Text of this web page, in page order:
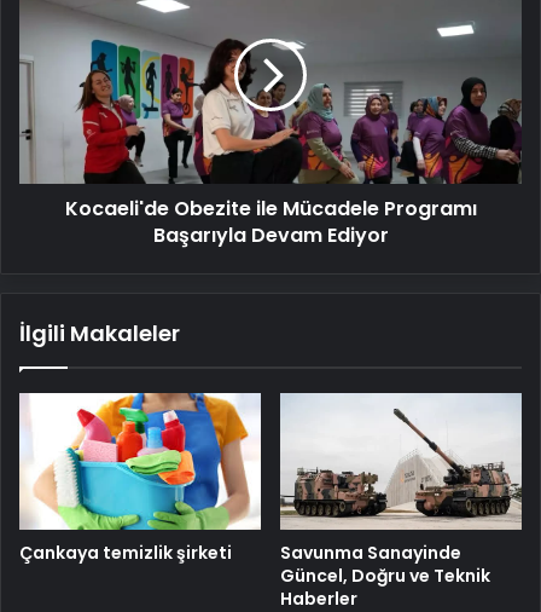
Mücadele
Programı
Başarıyla
Devam
Kocaeli'de Obezite ile Mücadele Programı
Başarıyla Devam Ediyor
İlgili Makaleler
Çankaya temizlik şirketi
Savunma Sanayinde
Güncel, Doğru ve Teknik
Haberler